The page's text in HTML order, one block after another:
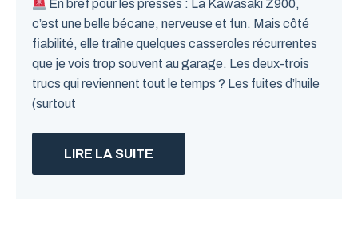
En bref pour les pressés : La Kawasaki Z900,
c’est une belle bécane, nerveuse et fun. Mais côté
fiabilité, elle traîne quelques casseroles récurrentes
que je vois trop souvent au garage. Les deux-trois
trucs qui reviennent tout le temps ? Les fuites d’huile
(surtout
LIRE LA SUITE